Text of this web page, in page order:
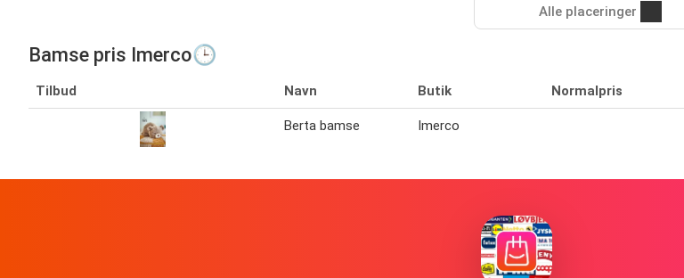
Alle placeringer
Bamse pris Imerco🕒
Tilbud Navn Butik Normalpris
Berta bamse Imerco